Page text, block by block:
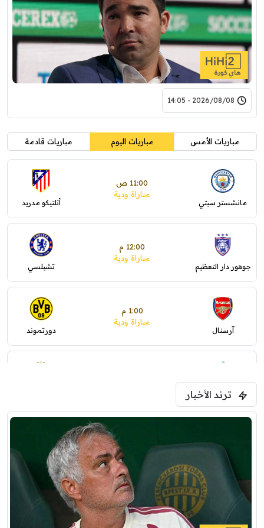
2026/08/08 - 14:05
مباريات الأمس مباريات اليوم مباريات قادمة
مانشستر سيتي
11:00 ص
مباراة ودية
أتلتيكو مدريد
جوهور دار التعظيم
12:00 م
مباراة ودية
تشيلسي
آرسنال
1:00 م
مباراة ودية
دورتموند
ليفربول
ترند الأخبار